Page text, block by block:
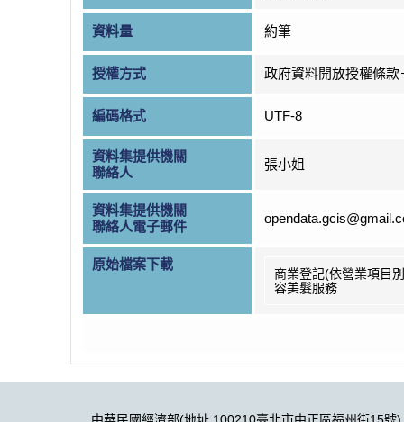
資料量 約筆
授權方式 政府資料開放授權條款
編碼格式 UTF-8
資料集提供機關
聯絡人
張小姐
資料集提供機關
聯絡人電子郵件
原始檔案下載
商業登記(依營業項目
容美髮服務